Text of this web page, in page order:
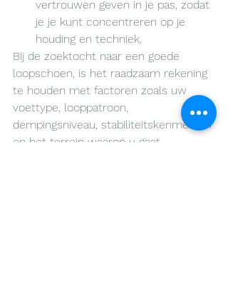
vertrouwen geven in je pas, zodat
je je kunt concentreren op je
houding en techniek.
Bij de zoektocht naar een goede
loopschoen, is het raadzaam rekening
te houden met factoren zoals uw
voettype, looppatroon,
dempingsniveau, stabiliteitskenmerken
en het terrein waarop u gaat